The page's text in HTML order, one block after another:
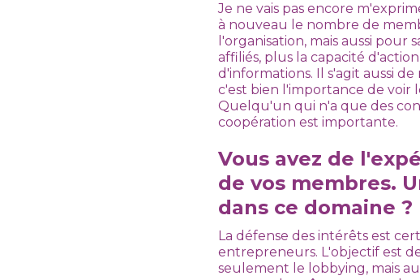
Je ne vais pas encore
à nouveau le nombre de
l'organisation, mais aussi
affiliés, plus la capacité
d'informations. Il s'agit aussi
c'est bien l'importance de voir
Quelqu'un qui n'a que des
coopération est importante.
Vous avez de
de vos membres.
dans ce domaine ?
La défense des intérêts est
entrepreneurs. L'objectif est
seulement le lobbying, mais